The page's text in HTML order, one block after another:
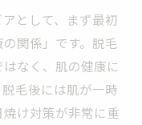
として、まず最初
関係」です。脱毛
なく、肌の健康に
毛後には肌が一時
け対策が非常に重